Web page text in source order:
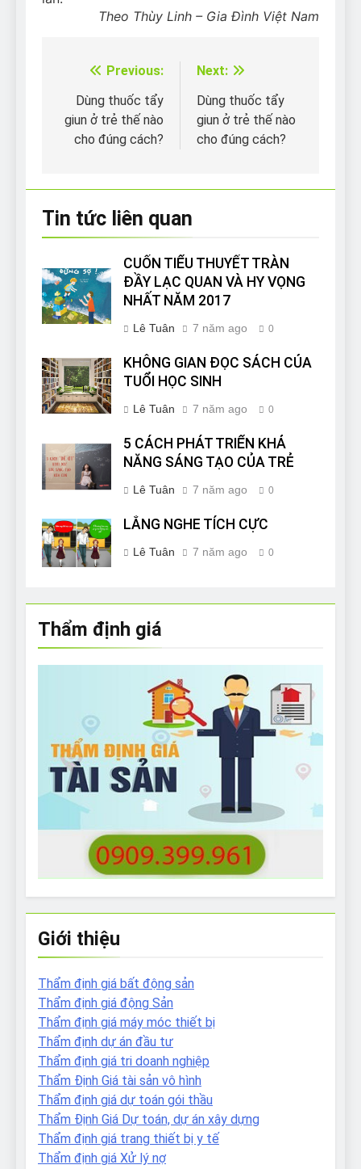
Theo Thùy Linh – Gia Đình Việt Nam
Điều
hướng
bài
Previous:
Dùng thuốc tẩy
giun ở trẻ thế nào
cho đúng cách?
Next:
Dùng thuốc tẩy
giun ở trẻ thế nào
cho đúng cách?
Tin tức liên quan
CUỐN TIỂU THUYẾT TRÀN
ĐẦY LẠC QUAN VÀ HY VỌNG
NHẤT NĂM 2017
Lê Tuân 7 năm ago 0
KHÔNG GIAN ĐỌC SÁCH CỦA
TUỔI HỌC SINH
Lê Tuân 7 năm ago 0
5 CÁCH PHÁT TRIỂN KHẢ
NĂNG SÁNG TẠO CỦA TRẺ
Lê Tuân 7 năm ago 0
LẮNG NGHE TÍCH CỰC
Lê Tuân 7 năm ago 0
Thẩm định giá
Giới thiệu
Thẩm định giá bất động sản
Thẩm định giá động Sản
Thẩm định giá máy móc thiết bị
Thẩm định dự án đầu tư
Thẩm định giá tri doanh nghiệp
Thẩm Định Giá tài sản vô hình
Thẩm định giá dự toán gói thầu
Thẩm Định Giá Dự toán, dự án xây dựng
Thẩm định giá trang thiết bị y tế
Thẩm định giá Xử lý nợ